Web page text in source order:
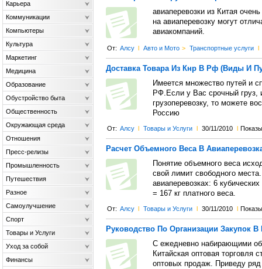
авиаперевозки из Китая
на авиаперевозку могут
авиакомпаний.
От: Алсу l Авто и Мото > Транспортные услуги l
Доставка Товара Из Кнр В Рф (Виды И
Имеется множество путей и
РФ.Если у Вас срочный груз,
грузоперевозку, то можете
Россию
От: Алсу l Товары и Услуги l 30/11/2010 l
Расчет Объемного Веса В
Понятие объемного веса
свой лимит свободного
авиаперевозках: 6
= 167 кг платного веса.
От: Алсу l Товары и Услуги l 30/11/2010 l
Руководство По Организации Закупок В
С ежедневно набирающими
Китайская оптовая торговля
оптовых продаж. Приведу ряд
Карьера
Коммуникации
Компьютеры
Культура
Маркетинг
Медицина
Образование
Обустройство быта
Общественность
Окружающая среда
Отношения
Пресс-релизы
Промышленность
Путешествия
Разное
Самоулучшение
Спорт
Товары и Услуги
Уход за собой
Финансы